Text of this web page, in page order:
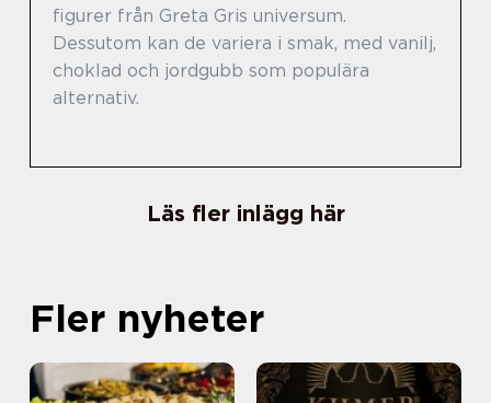
figurer från Greta Gris universum.
Dessutom kan de variera i smak, med vanilj,
choklad och jordgubb som populära
alternativ.
Läs fler inlägg här
Fler nyheter